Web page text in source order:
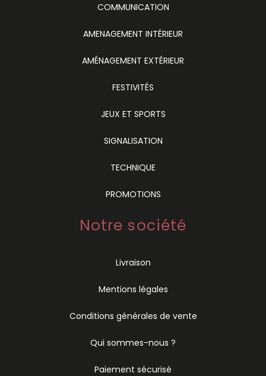
COMMUNICATION
AMENAGEMENT INTÉRIEUR
AMÉNAGEMENT EXTÉRIEUR
FESTIVITÉS
JEUX ET SPORTS
SIGNALISATION
TECHNIQUE
PROMOTIONS
Notre société
Livraison
Mentions légales
Conditions générales de vente
Qui sommes-nous ?
Paiement sécurisé